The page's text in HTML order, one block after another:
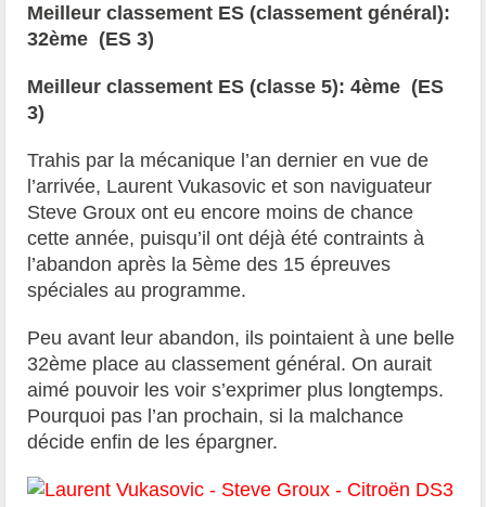
Meilleur classement ES (classement général):
32ème (ES 3)
Meilleur classement ES (classe 5): 4ème (ES
3)
Trahis par la mécanique l’an dernier en vue de
l’arrivée, Laurent Vukasovic et son naviguateur
Steve Groux ont eu encore moins de chance
cette année, puisqu’il ont déjà été contraints à
l’abandon après la 5ème des 15 épreuves
spéciales au programme.
Peu avant leur abandon, ils pointaient à une belle
32ème place au classement général. On aurait
aimé pouvoir les voir s’exprimer plus longtemps.
Pourquoi pas l’an prochain, si la malchance
décide enfin de les épargner.